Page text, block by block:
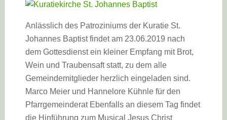
Anlässlich des Patroziniums der Kuratie St.
Johannes Baptist findet am 23.06.2019 nach
dem Gottesdienst ein kleiner Empfang mit Brot,
Wein und Traubensaft statt, zu dem alle
Gemeindemitglieder herzlich eingeladen sind.
Marco Meier und Hannelore Kühnle für den
Pfarrgemeinderat Ebenfalls an diesem Tag findet
die Hinführung zum Musical Jesus Christ